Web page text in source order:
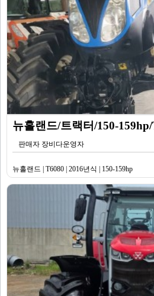
뉴홀랜드/트랙터/150-
판매자 장비다운영자
뉴홀랜드 | T6080 | 2016년식 | 150-159hp